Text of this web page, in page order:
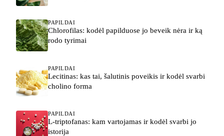
PAPILDAI
Chlorofilas: kodėl papilduose jo beveik nėra ir ką
rodo tyrimai
PAPILDAI
Lecitinas: kas tai, šalutinis poveikis ir kodėl svarbi
cholino forma
PAPILDAI
L-triptofanas: kam vartojamas ir kodėl svarbi jo
istorija